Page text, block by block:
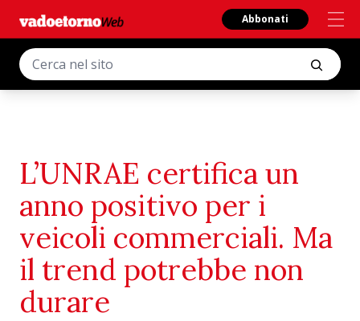
Abbonati
L’UNRAE certifica un
anno positivo per i
veicoli commerciali. Ma
il trend potrebbe non
durare